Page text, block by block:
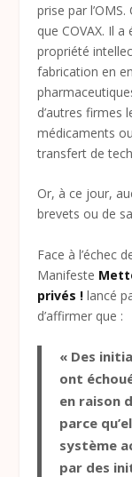
prise par
que COVAX. Il
propriété
fabrication en
d’autres firmes
médicaments
transfert de
Or, à ce jour,
brevets ou de
Face à l’échec
Manifeste
privés ! lancé
d’affirmer que :
« Des
ont
en raison
parce
système
par des